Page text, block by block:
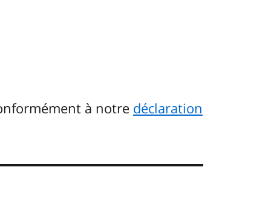
à notre déclaration